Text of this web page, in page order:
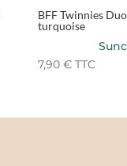
BFF Twinnies
turquoise
7,90€ TTC